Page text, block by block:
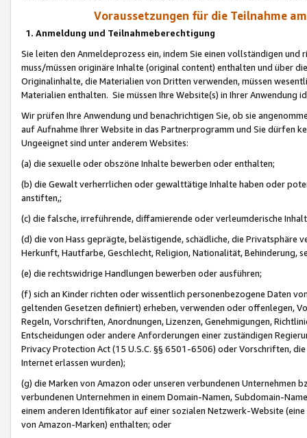
Voraussetzungen für die Teilnahme
1. Anmeldung und Teilnahmeberechtigung
Sie leiten den Anmeldeprozess ein, indem Sie einen vollständigen
muss/müssen originäre Inhalte (original content) enthalten und über
Originalinhalte, die Materialien von Dritten verwenden, müssen
Materialien enthalten. Sie müssen Ihre Website(s) in Ihrer Anwendung
Wir prüfen Ihre Anwendung und benachrichtigen Sie, ob sie
auf Aufnahme Ihrer Website in das Partnerprogramm und Sie dürfen
Ungeeignet sind unter anderem Websites:
(a) die sexuelle oder obszöne Inhalte bewerben oder enthalten;
(b) die Gewalt verherrlichen oder gewalttätige Inhalte haben oder
anstiften,;
(c) die falsche, irreführende, diffamierende oder verleumderische
(d) die von Hass geprägte, belästigende, schädliche, die Privatsphäre
Herkunft, Hautfarbe, Geschlecht, Religion, Nationalität, Behinderung,
(e) die rechtswidrige Handlungen bewerben oder ausführen;
(f) sich an Kinder richten oder wissentlich personenbezogene Daten
geltenden Gesetzen definiert) erheben, verwenden oder offenlegen,
Regeln, Vorschriften, Anordnungen, Lizenzen, Genehmigungen,
Entscheidungen oder andere Anforderungen einer zuständigen
Privacy Protection Act (15 U.S.C. §§ 6501-6506) oder Vorschriften,
Internet erlassen wurden);
(g) die Marken von Amazon oder unseren verbundenen Unternehmen
verbundenen Unternehmen in einem Domain-Namen, Subdomain-
einem anderen Identifikator auf einer sozialen Netzwerk-Website
von Amazon-Marken) enthalten; oder